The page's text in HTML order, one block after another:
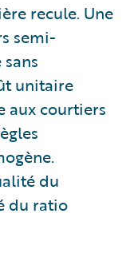
recule. Une
semi-
unitaire
aux courtiers
du
du ratio